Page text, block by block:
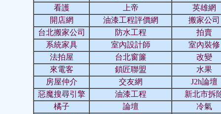
看護
上帝
英雄網
開店網
油漆工程評價網
搬家公司
台北搬家公司
防水工程
拍賣
系統家具
室內設計師
室內裝修
法拍屋
台北窗簾
改變
來電客
鎖匠聯盟
水果
房屋仲介
交友網
J2h論壇
惡魔搜尋引擎
油漆工程
新北市拆
橘子
論壇
冷氣